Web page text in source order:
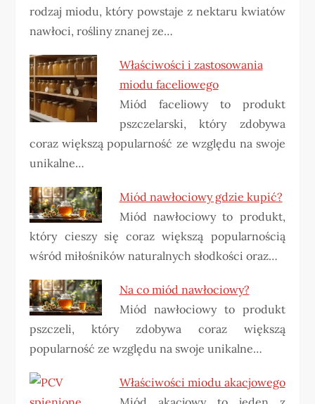
rodzaj miodu, który powstaje z nektaru kwiatów
nawłoci, rośliny znanej ze…
Właściwości i zastosowania
miodu faceliowego
Miód faceliowy to produkt
pszczelarski, który zdobywa
coraz większą popularność ze względu na swoje
unikalne…
Miód nawłociowy gdzie kupić?
Miód nawłociowy to produkt,
który cieszy się coraz większą popularnością
wśród miłośników naturalnych słodkości oraz…
Na co miód nawłociowy?
Miód nawłociowy to produkt
pszczeli, który zdobywa coraz większą
popularność ze względu na swoje unikalne…
Właściwości miodu akacjowego